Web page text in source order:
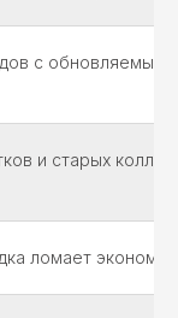
с обновляемым
и старых
ломает